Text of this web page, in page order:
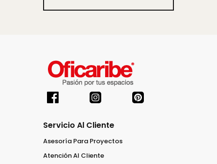
Servicio Al Cliente
Asesoría Para Proyectos
Atención Al Cliente